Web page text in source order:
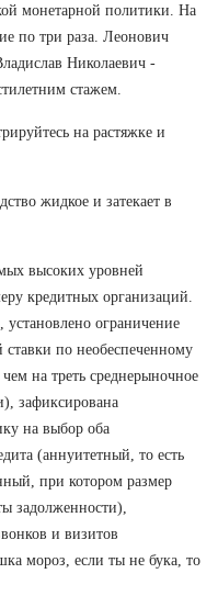
монетарной политики. На
по три раза. Леонович
Николаевич -
стажем.
на растяжке и
жидкое и затекает в
высоких уровней
кредитных организаций.
установлено ограничение
по необеспеченному
на треть среднерыночное
зафиксирована
на выбор оба
(аннуитетный, то есть
при котором размер
задолженности),
и визитов
мороз, если ты не бука, то